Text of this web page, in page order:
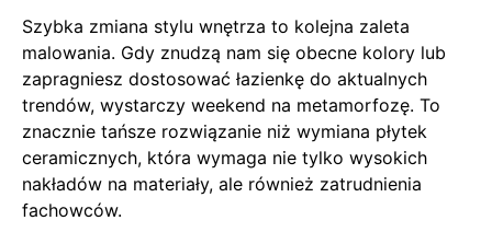
Szybka zmiana stylu wnętrza to kolejna zaleta
malowania. Gdy znudzą nam się obecne kolory lub
zapragniesz dostosować łazienkę do aktualnych
trendów, wystarczy weekend na metamorfozę. To
znacznie tańsze rozwiązanie niż wymiana płytek
ceramicznych, która wymaga nie tylko wysokich
nakładów na materiały, ale również zatrudnienia
fachowców.